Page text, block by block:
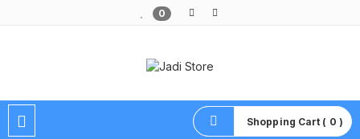
0
Shopping Cart ( 0 )